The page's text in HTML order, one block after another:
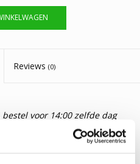
Reviews (0)
voor 14:00 zelfde dag
Opel Agila A 1.0